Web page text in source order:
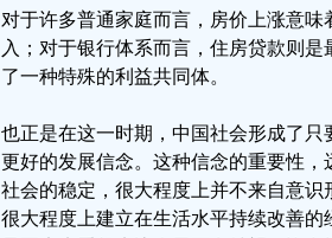
对于许多普通家庭而言，房价上涨意
入；对于银行体系而言，住房贷款则
了一种特殊的利益共同体。
也正是在这一时期，中国社会形成了
更好的发展信念。这种信念的重要性，
社会的稳定，很大程度上并不来自意识
很大程度上建立在生活水平持续改善的